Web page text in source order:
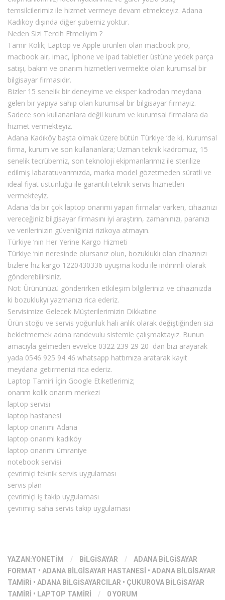
temsilcilerimiz ile hizmet vermeye devam etmekteyiz. Adana
Kadıköy dışında diğer şubemiz yoktur.
Neden Sizi Tercih Etmeliyim ?
Tamir Kolik; Laptop ve Apple ürünleri olan macbook pro,
macbook air, imac, İphone ve ipad tabletler üstüne yedek parça
satışı, bakım ve onarım hizmetleri vermekte olan kurumsal bir
bilgisayar firmasıdır.
Bizler 15 senelik bir deneyime ve eksper kadrodan meydana
gelen bir yapıya sahip olan kurumsal bir bilgisayar firmayız.
Sadece son kullananlara değil kurum ve kurumsal firmalara da
hizmet vermekteyiz.
Adana Kadıköy başta olmak üzere bütün Türkiye ‘de ki, Kurumsal
firma, kurum ve son kullananlara; Uzman teknik kadromuz, 15
senelik tecrübemiz, son teknoloji ekipmanlarımız ile sterilize
edilmiş labaratuvarımızda, marka model gözetmeden süratli ve
ideal fiyat üstünlüğü ile garantili teknik servis hizmetleri
vermekteyiz.
Adana ‘da bir çok laptop onarımi yapan firmalar varken, cihazınızı
vereceğiniz bilgisayar firmasını iyi araştırın, zamanınızı, paranızı
ve verilerinizin güvenliğinizi rizikoya atmayın.
Türkiye ‘nin Her Yerine Kargo Hizmeti
Türkiye ‘nin neresinde olursanız olun, bozukluklı olan cihazınızı
bizlere hız kargo 1220430336 uyuşma kodu ile indirimli olarak
gönderebilirsiniz.
Not: Ürününüzü gönderirken etkileşim bilgilerinizi ve cihazınızda
ki bozuklukyı yazmanızı rica ederiz.
Servisimize Gelecek Müşterilerimizin Dikkatine
Ürün stoğu ve servis yoğunluk hali anlık olarak değiştiğinden sizi
bekletmemek adına randevulu sistemle çalışmaktayız. Bunun
amacıyla gelmeden evvelce 0322 239 29 20 dan bizi arayarak
yada 0546 925 94 46 whatsapp hattımıza aratarak kayıt
meydana getirmenizi rica ederiz.
Laptop Tamiri İçin Google Etiketlerimiz;
onarım kolik onarım merkezi
laptop servisi
laptop hastanesi
laptop onarımi Adana
laptop onarımi kadıköy
laptop onarımi ümraniye
notebook servisi
çevrimiçi teknik servis uygulaması
servis plan
çevrimiçi iş takip uygulaması
çevrimiçi saha servis takip uygulaması
YAZAN:YONETIM / BILGISAYAR /
ADANA BILGISAYAR
FORMAT • ADANA BILGISAYAR HASTANESI • ADANA BILGISAYAR
TAMIRI • ADANA BILGISAYARCILAR • ÇUKUROVA BILGISAYAR
TAMIRI • LAPTOP TAMIRI / 0 YORUM